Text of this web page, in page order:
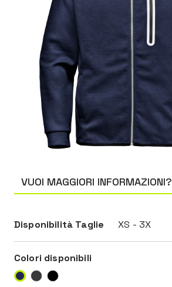
VUOI MAGGIORI INFORMAZIONI?
Disponibilità Taglie XS - 3X
Colori disponibili